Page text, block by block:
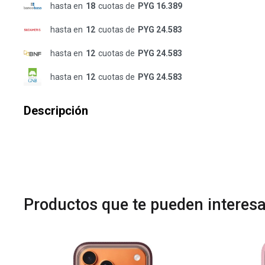
hasta en 18 cuotas de PYG 16.389
hasta en 12 cuotas de PYG 24.583
hasta en 12 cuotas de PYG 24.583
hasta en 12 cuotas de PYG 24.583
Descripción
Productos que te pueden